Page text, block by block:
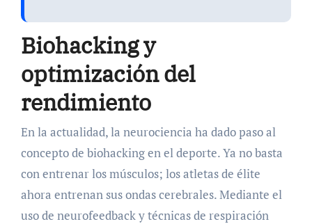
Biohacking y
optimización del
rendimiento
En la actualidad, la neurociencia ha dado paso al
concepto de biohacking en el deporte. Ya no basta
con entrenar los músculos; los atletas de élite
ahora entrenan sus ondas cerebrales. Mediante el
uso de neurofeedback y técnicas de respiración